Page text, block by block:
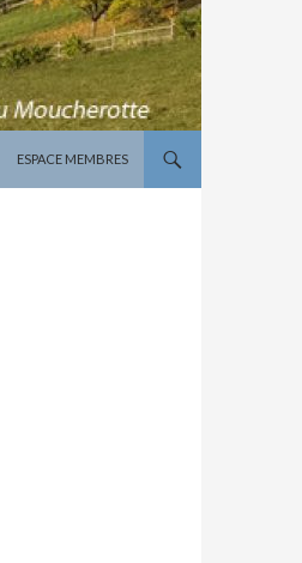
ESPACE MEMBRES